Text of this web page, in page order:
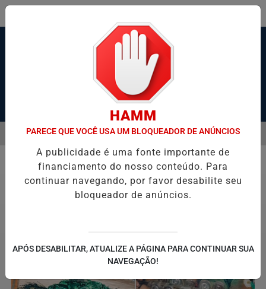
Pesquisar Notícia
GRAVE APÓS SER ESFAQUEADO EM GUARUJÁ HACKER DE
EM ALTA
MENU
Entretenimento
HAMM
PARECE QUE VOCÊ USA UM BLOQUEADOR DE ANÚNCIOS
A publicidade é uma fonte importante de
financiamento do nosso conteúdo. Para
continuar navegando, por favor desabilite seu
bloqueador de anúncios.
APÓS DESABILITAR, ATUALIZE A PÁGINA PARA CONTINUAR SUA
NAVEGAÇÃO!